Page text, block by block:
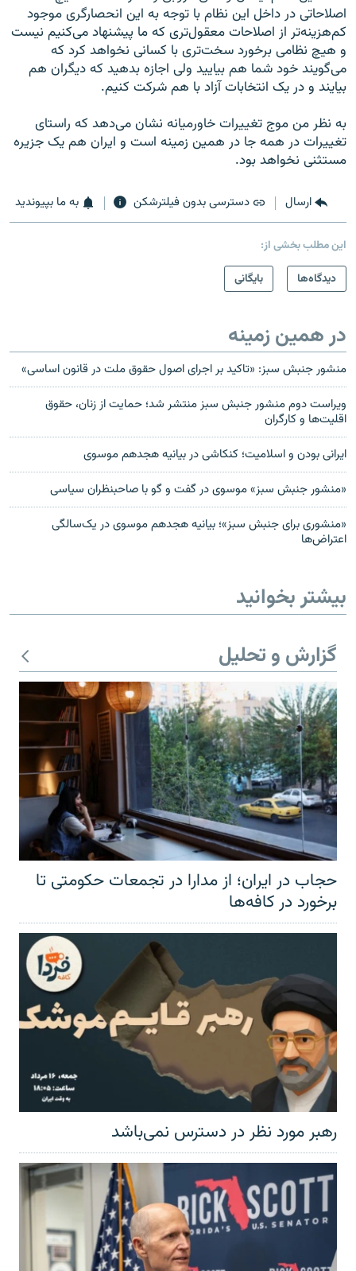
اصلاحاتی در داخل این نظام با توجه به این انحصارگری موجود
کم‌هزینه‌تر از اصلاحات معقول‌تری که ما پیشنهاد می‌کنیم نیست
و هیچ نظامی برخورد سخت‌تری با کسانی نخواهد کرد که
می‌گویند خود شما هم بیایید ولی اجازه بدهید که دیگران هم
بیایند و در یک انتخابات آزاد با هم شرکت کنیم.
به نظر من موج تغییرات خاورمیانه نشان می‌دهد که راستای
تغییرات در همه جا در همین زمینه است و ایران هم یک جزیره
مستثنی نخواهد بود.
ارسال دسترسی بدون فیلترشکن به ما بپیوندید
این مطلب بخشی از:
دیدگاه‌ها
بایگانی
در همین زمینه
منشور جنبش سبز: «تاکید بر اجرای اصول حقوق ملت در قانون اساسی»
ویراست دوم منشور جنبش سبز منتشر شد؛ حمایت از زنان، حقوق
اقلیت‌ها و کارگران
ایرانی بودن و اسلامیت؛ کنکاشی در بیانیه هجدهم موسوی
«منشور جنبش سبز» موسوی در گفت و گو با صاحبنظران سیاسی
«منشوری برای جنبش سبز»؛ بیانیه هجدهم موسوی در یک‌سالگی
اعتراض‌ها
بیشتر بخوانید
گزارش و تحلیل
حجاب در ایران؛ از مدارا در تجمعات حکومتی تا
برخورد در کافه‌ها
رهبر مورد نظر در دسترس نمی‌باشد